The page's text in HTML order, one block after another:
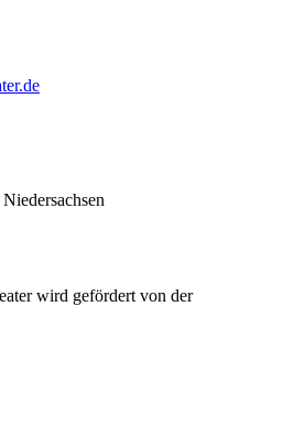
wird gefördert von der